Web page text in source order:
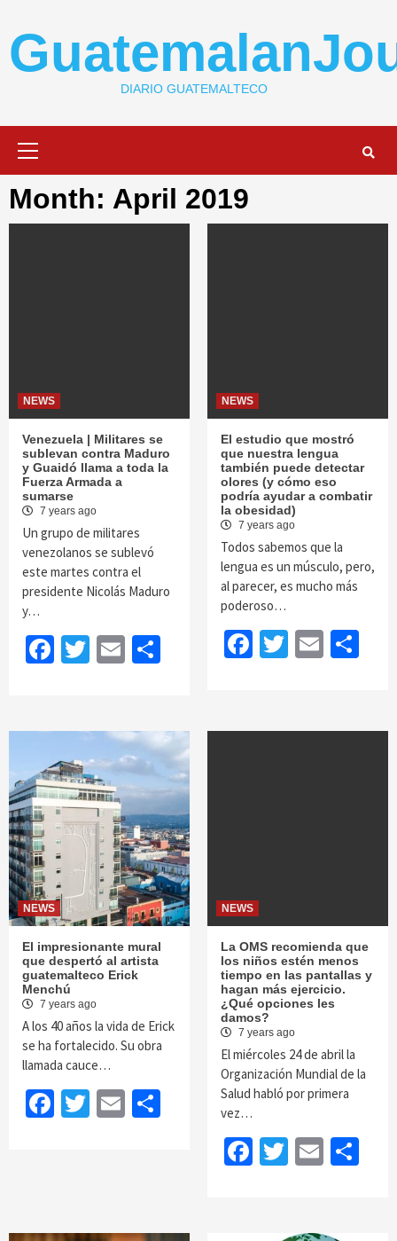
content
DIARIO GUATEMALTECO
Month: April 2019
NEWS
Venezuela | Militares se
sublevan contra Maduro
y Guaidó llama a toda la
Fuerza Armada a
sumarse
7 years ago
Un grupo de militares
venezolanos se sublevó
este martes contra el
presidente Nicolás Maduro
y…
Facebook
Twitter
EmailShare
NEWS
El estudio que mostró
que nuestra lengua
también puede detectar
olores (y cómo eso
podría ayudar a combatir
la obesidad)
7 years ago
Todos sabemos que la
lengua es un músculo, pero,
al parecer, es mucho más
poderoso…
Facebook
Twitter
Email
NEWS
El impresionante mural
que despertó al artista
guatemalteco Erick
Menchú
7 years ago
A los 40 años la vida de Erick
se ha fortalecido. Su obra
llamada cauce…
Facebook
Twitter
EmailShare
NEWS
La OMS recomienda que
los niños estén menos
tiempo en las pantallas y
hagan más ejercicio.
¿Qué opciones les
damos?
7 years ago
El miércoles 24 de abril la
Organización Mundial de la
Salud habló por primera
vez…
Facebook
Twitter
Email